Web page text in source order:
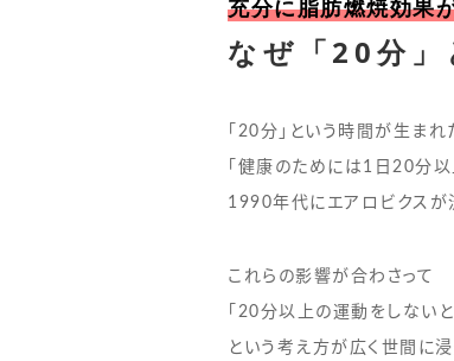
充分に脂肪燃焼効果
なぜ「20分」
「20分」という時間が生ま
「健康のためには1日20分以
1990年代にエアロビクスが
これらの影響が合わさって
「20分以上の運動をしない
という考え方が広く世間に浸